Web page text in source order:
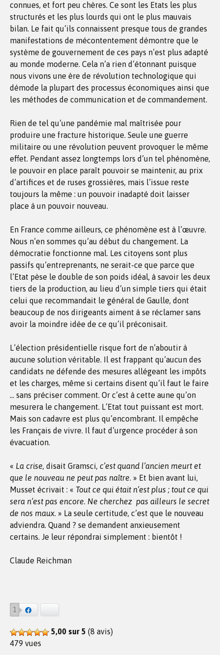
connues, et fort peu chères. Ce sont les Etats les plus
structurés et les plus lourds qui ont le plus mauvais
bilan. Le fait qu’ils connaissent presque tous de grandes
manifestations de mécontentement démontre que le
système de gouvernement de ces pays n’est plus adapté
au monde moderne. Cela n’a rien d’étonnant puisque
nous vivons une ère de révolution technologique qui
démode la plupart des processus économiques ainsi que
les méthodes de communication et de commandement.
Rien de tel qu’une pandémie mal maîtrisée pour
produire une fracture historique. Seule une guerre
militaire ou une révolution peuvent provoquer le même
effet. Pendant assez longtemps lors d’un tel phénomène,
le pouvoir en place paraît pouvoir se maintenir, au prix
d’artifices et de ruses grossières, mais l’issue reste
toujours la même : un pouvoir inadapté doit laisser
place à un pouvoir nouveau.
En France comme ailleurs, ce phénomène est à l’œuvre.
Nous n’en sommes qu’au début du changement. La
démocratie fonctionne mal. Les citoyens sont plus
passifs qu’entreprenants, ne serait-ce que parce que
l’Etat pèse le double de son poids idéal, à savoir les deux
tiers de la production, au lieu d’un simple tiers qui était
celui que recommandait le général de Gaulle, dont
beaucoup de nos dirigeants aiment à se réclamer sans
avoir la moindre idée de ce qu’il préconisait.
L’élection présidentielle risque fort de n’aboutir à
aucune solution véritable. Il est frappant qu’aucun des
candidats ne défende des mesures allégeant les impôts
et les charges, même si certains disent qu’il faut le faire
… sans préciser comment. Or c’est à cette aune qu’on
mesurera le changement. L’Etat tout puissant est mort.
Mais son cadavre est plus qu’encombrant. Il empêche
les Français de vivre. Il faut d’urgence procéder à son
évacuation.
« La crise, disait Gramsci, c’est quand l’ancien meurt et
que le nouveau ne peut pas naître. » Et bien avant lui,
Musset écrivait : « Tout ce qui était n’est plus ; tout ce qui
sera n’est pas encore. Ne cherchez pas ailleurs le secret
de nos maux. » La seule certitude, c’est que le nouveau
adviendra. Quand ? se demandent anxieusement
certains. Je leur répondrai simplement : bientôt !
Claude Reichman
1
5,00 sur 5 (8 avis)
479 vues